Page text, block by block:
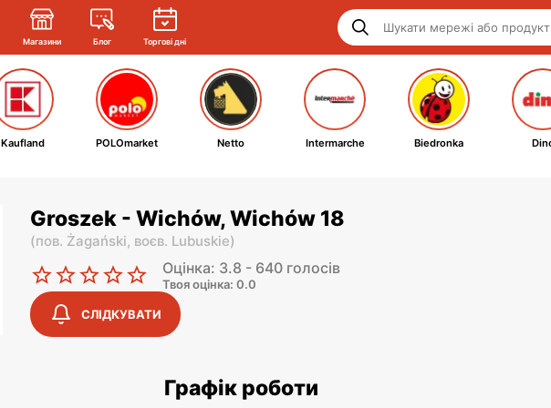
Магазини Блог Торгові дні
Kaufland POLOmarket Netto Intermarche Biedronka
Groszek - Wichów, Wichów 18
(пов. Żagański, воєв. Lubuskie)
Оцінка: 3.8 - 640 голосів
Твоя оцінка: 0.0
СЛІДКУВАТИ
Графік роботи